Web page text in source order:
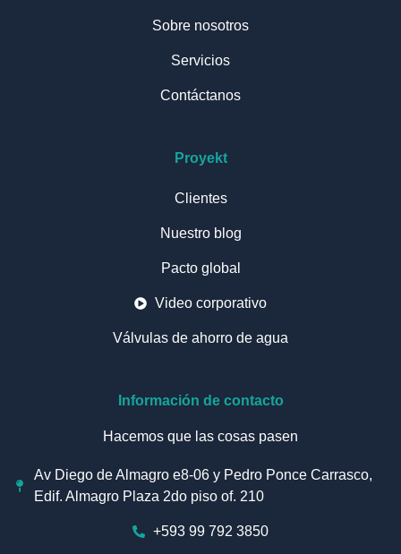
Sobre nosotros
Servicios
Contáctanos
Proyekt
Clientes
Nuestro blog
Pacto global
Video corporativo
Válvulas de ahorro de agua
Información de contacto
Hacemos que las cosas pasen
Av Diego de Almagro e8-06 y Pedro Ponce Carrasco,
Edif. Almagro Plaza 2do piso of. 210
+593 99 792 3850